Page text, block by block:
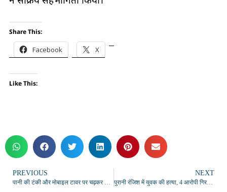
Share This:
Facebook X
Like This:
PREVIOUS NEXT
पुरानी रंजिश में युवक की हत्या, 4 आरोपी गिरफ्तार; कुल्हाड़ी और 7 लाठी-डंडे बरामद